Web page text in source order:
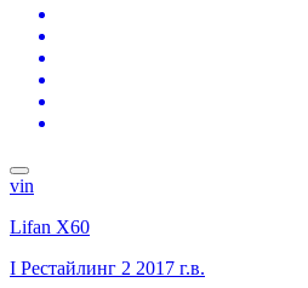
vin
Lifan X60
I Рестайлинг 2 2017 г.в.